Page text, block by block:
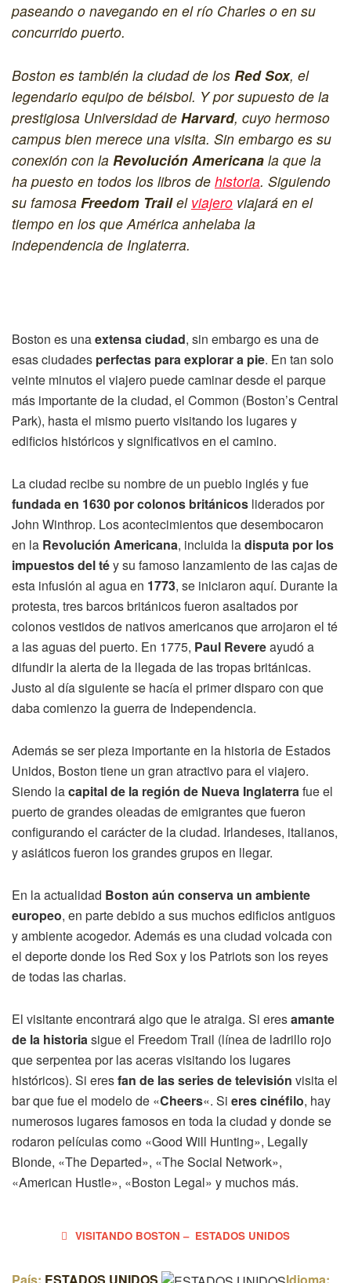
paseando o navegando en el río Charles o en su
concurrido puerto.
Boston es también la ciudad de los Red Sox, el
legendario equipo de béisbol. Y por supuesto de la
prestigiosa Universidad de Harvard, cuyo hermoso
campus bien merece una visita. Sin embargo es su
conexión con la Revolución Americana la que la
ha puesto en todos los libros de historia. Siguiendo
su famosa Freedom Trailel viajero viajará en el
tiempo en los que América anhelaba la
independencia de Inglaterra.
Boston es unaextensa ciudad, sin embargo es una de
esas ciudades perfectas para explorar a pie. En tan solo
veinte minutos el viajero puede caminar desde el parque
más importante de la ciudad, el Common (Boston’s Central
Park), hasta el mismo puerto visitando los lugares y
edificios históricos y significativos en el camino.
La ciudad recibe su nombre de un pueblo inglés y fue
fundada en 1630 por colonos británicos liderados por
John Winthrop. Los acontecimientos que desembocaron
en la Revolución Americana, incluida ladisputa por los
impuestos del téy su famoso lanzamiento de las cajas de
esta infusión al agua en 1773, se iniciaron aquí. Durante la
protesta, tres barcos británicos fueron asaltados por
colonos vestidos de nativos americanos que arrojaron el té
a las aguas del puerto. En 1775, Paul Revereayudó a
difundir la alerta de la llegada de las tropas británicas.
Justo al día siguiente se hacía el primer disparo con que
daba comienzo la guerra de Independencia.
Además se ser pieza importante en la historia de Estados
Unidos, Boston tiene un gran atractivo para el viajero.
Siendo lacapital de la región de Nueva Inglaterrafue el
puerto de grandes oleadas de emigrantes que fueron
configurando el carácter de la ciudad. Irlandeses, italianos,
y asiáticos fueron los grandes grupos en llegar.
En la actualidad Boston aún conserva un ambiente
europeo, en parte debido a sus muchos edificios antiguos
y ambiente acogedor. Además es una ciudad volcada con
el deporte donde los Red Sox y los Patriots son los reyes
de todas las charlas.
El visitante encontrará algo que le atraiga. Si eresamante
de la historiasigue el Freedom Trail (línea de ladrillo rojo
que serpentea por las aceras visitando los lugares
históricos). Si eresfan de las series de televisión visita el
bar que fue el modelo de «Cheers«. Si eres cinéfilo, hay
numerosos lugares famosos en toda la ciudad y donde se
rodaron películas como «Good Will Hunting», Legally
Blonde, «The Departed», «The Social Network»,
«American Hustle», «Boston Legal» y muchos más.
VISITANDO BOSTON – ESTADOS UNIDOS
País: ESTADOS UNIDOS Idioma: